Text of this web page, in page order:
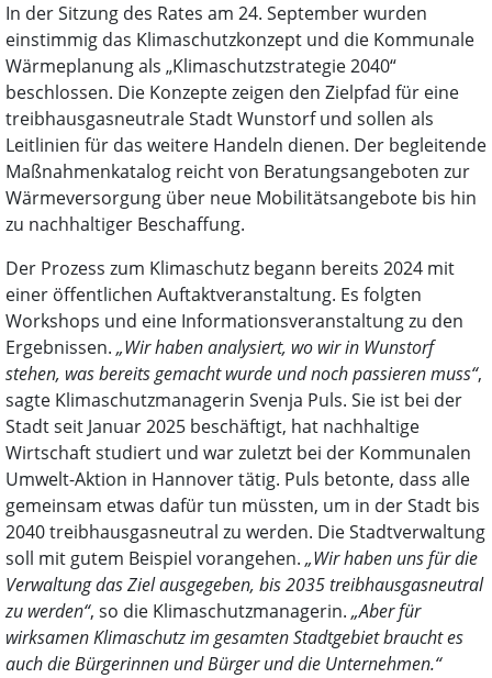
In der Sitzung des Rates am 24. September wurden
einstimmig das Klimaschutzkonzept und die Kommunale
Wärmeplanung als „Klimaschutzstrategie 2040“
beschlossen. Die Konzepte zeigen den Zielpfad für eine
treibhausgasneutrale Stadt Wunstorf und sollen als
Leitlinien für das weitere Handeln dienen. Der begleitende
Maßnahmenkatalog reicht von Beratungsangeboten zur
Wärmeversorgung über neue Mobilitätsangebote bis hin
zu nachhaltiger Beschaffung.
Der Prozess zum Klimaschutz begann bereits 2024 mit
einer öffentlichen Auftaktveranstaltung. Es folgten
Workshops und eine Informationsveranstaltung zu den
Ergebnissen. „Wir haben analysiert, wo wir in Wunstorf
stehen, was bereits gemacht wurde und noch passieren muss“,
sagte Klimaschutzmanagerin Svenja Puls. Sie ist bei der
Stadt seit Januar 2025 beschäftigt, hat nachhaltige
Wirtschaft studiert und war zuletzt bei der Kommunalen
Umwelt-Aktion in Hannover tätig. Puls betonte, dass alle
gemeinsam etwas dafür tun müssten, um in der Stadt bis
2040 treibhausgasneutral zu werden. Die Stadtverwaltung
soll mit gutem Beispiel vorangehen. „Wir haben uns für die
Verwaltung das Ziel ausgegeben, bis 2035 treibhausgasneutral
zu werden“, so die Klimaschutzmanagerin. „Aber für
wirksamen Klimaschutz im gesamten Stadtgebiet braucht es
auch die Bürgerinnen und Bürger und die Unternehmen.“